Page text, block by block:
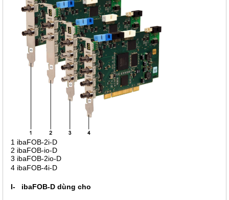
1 ibaFOB-2i-D
2 ibaFOB-io-D
3 ibaFOB-2io-D
4 ibaFOB-4i-D
I- ibaFOB-D dùng cho